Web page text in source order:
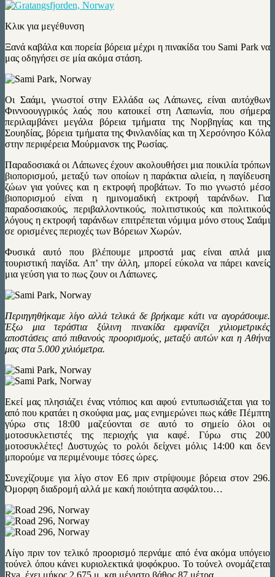
Κλικ για μεγέθυνση
Ξανά καβάλα και πορεία βόρεια μέχρι η πινακίδα του Sami Park να
μας οδηγήσει σε μία ακόμα στάση.
Οι Σαάμι, γνωστοί στην Ελλάδα ως Λάπωνες, είναι αυτόχθων
Φιννοουγγρικός λαός που κατοικεί στη Λαπωνία, που σήμερα
περιλαμβάνει μεγάλα βόρεια τμήματα της Νορβηγίας και της
Σουηδίας, βόρεια τμήματα της Φινλανδίας και τη Χερσόνησο Κόλα
στην περιφέρεια Μούρμανσκ της Ρωσίας.
Παραδοσιακά οι Λάπωνες έχουν ακολουθήσει μια ποικιλία τρόπων
βιοπορισμού, μεταξύ των οποίων η παράκτια αλιεία, η παγίδευση
ζώων για γούνες και η εκτροφή προβάτων. Το πιο γνωστό μέσο
βιοπορισμού είναι η ημινομαδική εκτροφή ταράνδων. Για
παραδοσιακούς, περιβαλλοντικούς, πολιτιστικούς και πολιτικούς
λόγους η εκτροφή ταράνδων επιτρέπεται νόμιμα μόνο στους Σαάμι
σε ορισμένες περιοχές των Βόρειων Χωρών.
Φυσικά αυτό που βλέπουμε μπροστά μας είναι απλά μια
τουριστική παγίδα. Απ’ την άλλη, μπορεί εύκολα να πάρει κανείς
μια γεύση για το πως ζουν οι Λάπωνες.
Περιηγηθήκαμε λίγο αλλά τελικά δε βρήκαμε κάτι να αγοράσουμε.
Έξω μια τεράστια ξύλινη πινακίδα εμφανίζει χιλιομετρικές
αποστάσεις από πιθανούς προορισμούς, μεταξύ αυτών και η Αθήνα
μας στα 5.000 χιλιόμετρα.
Εκεί μας πλησιάζει ένας ντόπιος και αφού εντυπωσιάζεται για το
από που κρατάει η σκούφια μας, μας ενημερώνει πως κάθε Πέμπτη
γύρω στις 18:00 μαζεύονται σε αυτό το σημείο όλοι οι
μοτοσυκλετιστές της περιοχής για καφέ. Γύρω στις 200
μοτοσυκλέτες! Δυστυχώς το ρολόι δείχνει μόλις 14:00 και δεν
μπορούμε να περιμένουμε τόσες ώρες.
Συνεχίζουμε για λίγο στον Ε6 πριν στρίψουμε βόρεια στον 296.
Όμορφη διαδρομή αλλά με κακή ποιότητα ασφάλτου…
Λίγο πριν τον τελικό προορισμό περνάμε από ένα ακόμα υπόγειο
τούνελ όπου κάνει κυριολεκτικά ψοφόκρυο. Το τούνελ ονομάζεται
Rya, έχει μήκος 2.675 μ. και μέγιστο βάθος 87 μέτρα.